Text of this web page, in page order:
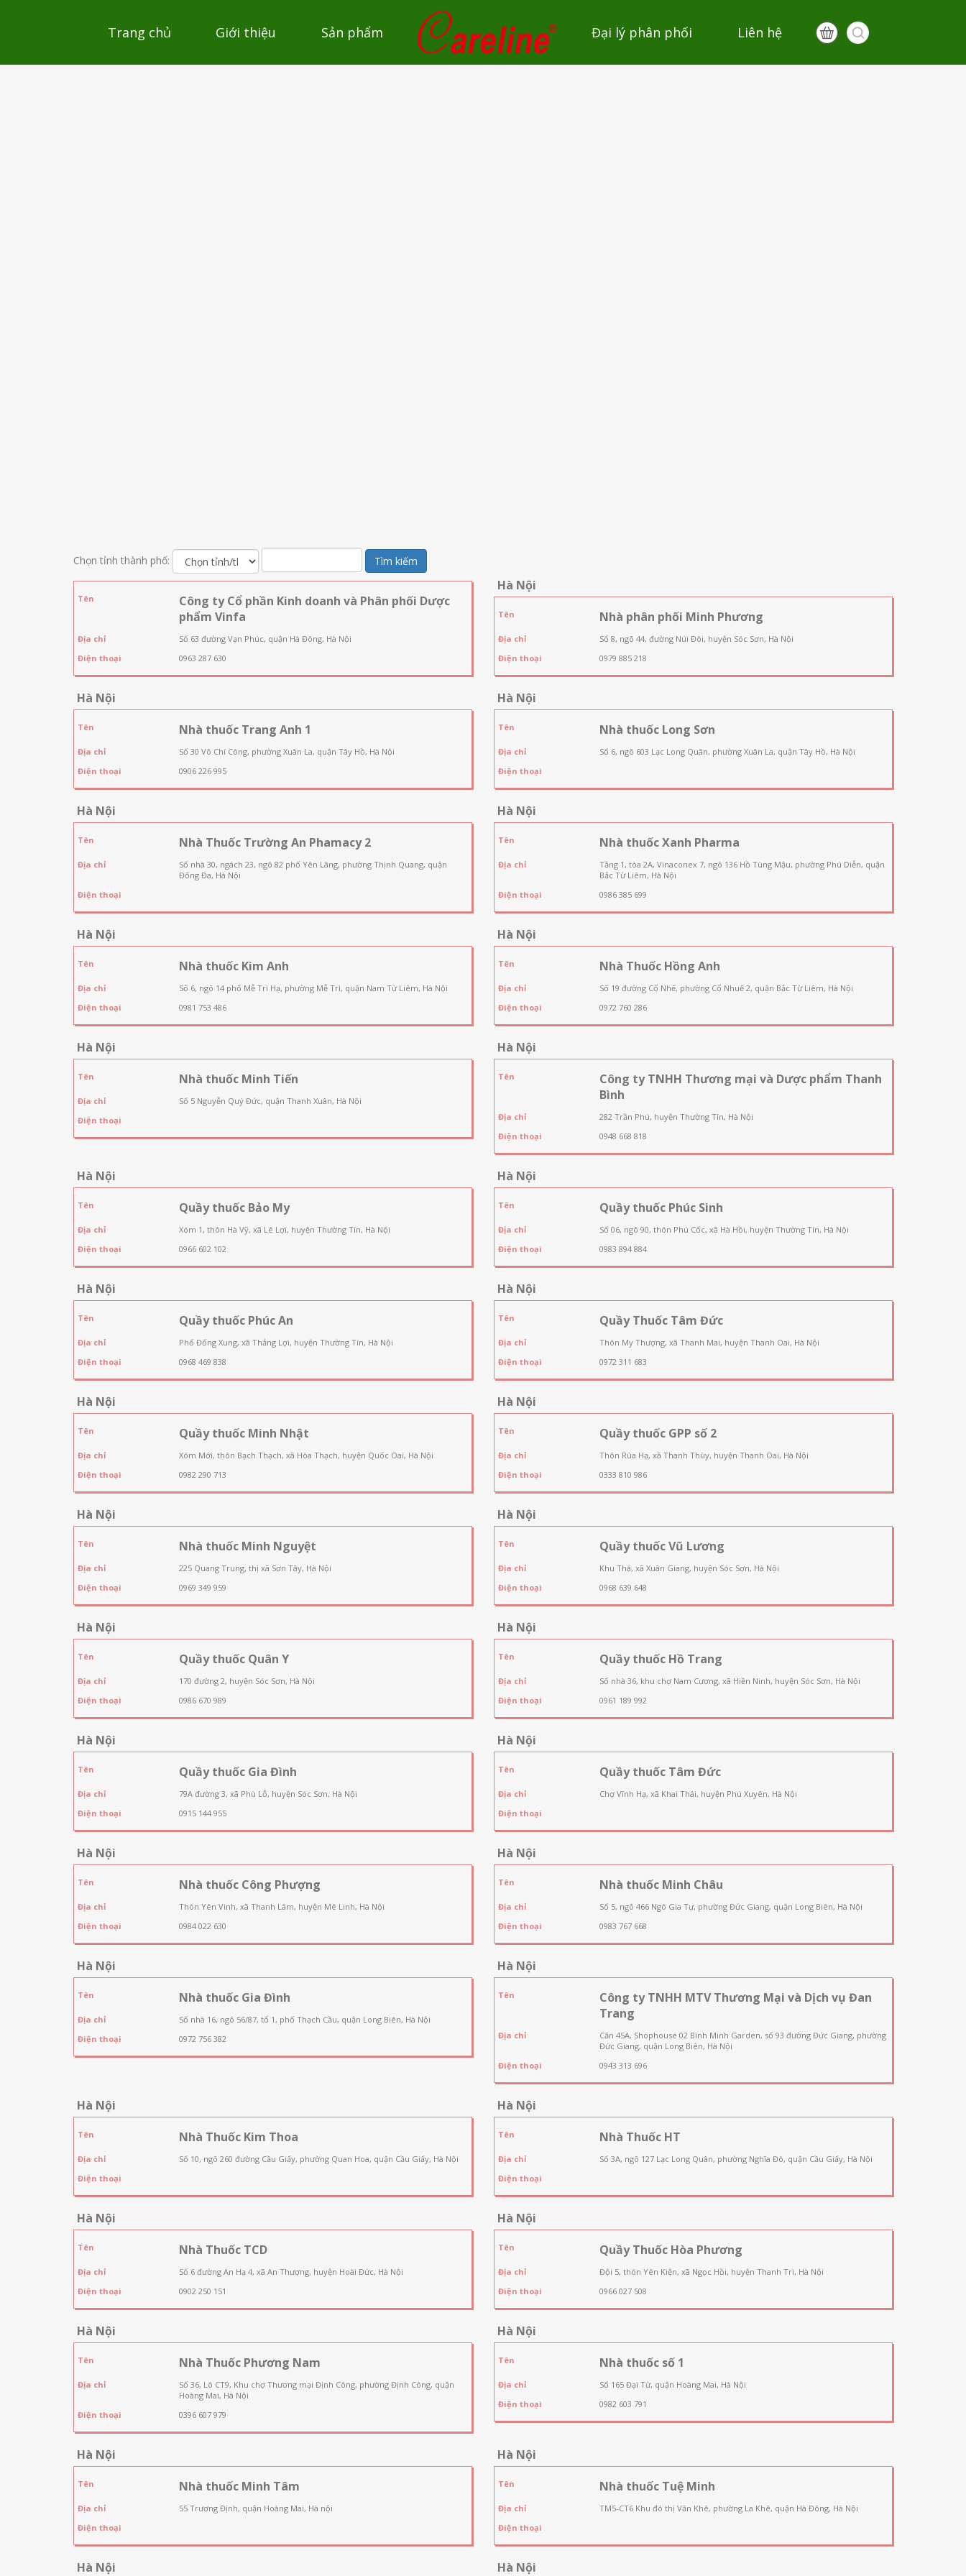
Trang chủ Giới thiệu Sản phẩm Đại lý phân phối Liên hệ
Chọn tỉnh thành phố: Tìm kiếm
Tên
Công ty Cổ phần Kinh doanh và Phân phối Dược
phẩm Vinfa
Địa chỉ
Số 63 đường Vạn Phúc, quận Hà Đông, Hà Nội
Điện thoại
0963 287 630
Hà Nội
Tên Nhà phân phối Minh Phương
Địa chỉ
Số 8, ngõ 44, đường Núi Đôi, huyện Sóc Sơn, Hà Nội
Điện thoại
0979 885 218
Hà Nội
Tên Nhà thuốc Trang Anh 1
Địa chỉ
Số 30 Võ Chí Công, phường Xuân La, quận Tây Hồ, Hà Nội
Điện thoại
0906 226 995
Hà Nội
Tên Nhà thuốc Long Sơn
Địa chỉ
Số 6, ngõ 603 Lạc Long Quân, phường Xuân La, quận Tây Hồ, Hà Nội
Điện thoại
Hà Nội
Tên Nhà Thuốc Trường An Phamacy 2
Địa chỉ
Số nhà 30, ngách 23, ngõ 82 phố Yên Lãng, phường Thịnh Quang, quận
Đống Đa, Hà Nội
Điện thoại
Hà Nội
Tên Nhà thuốc Xanh Pharma
Địa chỉ
Tầng 1, tòa 2A, Vinaconex 7, ngõ 136 Hồ Tùng Mậu, phường Phú Diễn, quận
Bắc Từ Liêm, Hà Nội
Điện thoại
0986 385 699
Hà Nội
Tên Nhà thuốc Kim Anh
Địa chỉ
Số 6, ngõ 14 phố Mễ Trì Hạ, phường Mễ Trì, quận Nam Từ Liêm, Hà Nội
Điện thoại
0981 753 486
Hà Nội
Tên Nhà Thuốc Hồng Anh
Địa chỉ
Số 19 đường Cổ Nhế, phường Cổ Nhuế 2, quận Bắc Từ Liêm, Hà Nội
Điện thoại
0972 760 286
Hà Nội
Tên Nhà thuốc Minh Tiến
Địa chỉ
Số 5 Nguyễn Quý Đức, quận Thanh Xuân, Hà Nội
Điện thoại
Hà Nội
Tên
Công ty TNHH Thương mại và Dược phẩm Thanh
Bình
Địa chỉ
282 Trần Phú, huyện Thường Tín, Hà Nội
Điện thoại
0948 668 818
Hà Nội
Tên Quầy thuốc Bảo My
Địa chỉ
Xóm 1, thôn Hà Vỹ, xã Lê Lợi, huyện Thường Tín, Hà Nội
Điện thoại
0966 602 102
Hà Nội
Tên Quầy thuốc Phúc Sinh
Địa chỉ
Số 06, ngõ 90, thôn Phú Cốc, xã Hà Hồi, huyện Thường Tín, Hà Nội
Điện thoại
0983 894 884
Hà Nội
Tên Quầy thuốc Phúc An
Địa chỉ
Phố Đống Xung, xã Thắng Lợi, huyện Thường Tín, Hà Nội
Điện thoại
0968 469 838
Hà Nội
Tên Quầy Thuốc Tâm Đức
Địa chỉ
Thôn My Thượng, xã Thanh Mai, huyện Thanh Oai, Hà Nội
Điện thoại
0972 311 683
Hà Nội
Tên Quầy thuốc Minh Nhật
Địa chỉ
Xóm Mới, thôn Bạch Thạch, xã Hòa Thạch, huyện Quốc Oai, Hà Nội
Điện thoại
0982 290 713
Hà Nội
Tên Quầy thuốc GPP số 2
Địa chỉ
Thôn Rùa Hạ, xã Thanh Thùy, huyện Thanh Oai, Hà Nội
Điện thoại
0333 810 986
Hà Nội
Tên Nhà thuốc Minh Nguyệt
Địa chỉ
225 Quang Trung, thị xã Sơn Tây, Hà Nội
Điện thoại
0969 349 959
Hà Nội
Tên Quầy thuốc Vũ Lương
Địa chỉ
Khu Thá, xã Xuân Giang, huyện Sóc Sơn, Hà Nội
Điện thoại
0968 639 648
Hà Nội
Tên Quầy thuốc Quân Y
Địa chỉ
170 đường 2, huyện Sóc Sơn, Hà Nội
Điện thoại
0986 670 989
Hà Nội
Tên Quầy thuốc Hồ Trang
Địa chỉ
Số nhà 36, khu chợ Nam Cương, xã Hiền Ninh, huyện Sóc Sơn, Hà Nội
Điện thoại
0961 189 992
Hà Nội
Tên Quầy thuốc Gia Đình
Địa chỉ
79A đường 3, xã Phù Lỗ, huyện Sóc Sơn, Hà Nội
Điện thoại
0915 144 955
Hà Nội
Tên Quầy thuốc Tâm Đức
Địa chỉ
Chợ Vĩnh Hạ, xã Khai Thái, huyện Phú Xuyên, Hà Nội
Điện thoại
Hà Nội
Tên Nhà thuốc Công Phượng
Địa chỉ
Thôn Yên Vinh, xã Thanh Lâm, huyện Mê Linh, Hà Nội
Điện thoại
0984 022 630
Hà Nội
Tên Nhà thuốc Minh Châu
Địa chỉ
Số 5, ngõ 466 Ngô Gia Tự, phường Đức Giang, quận Long Biên, Hà Nội
Điện thoại
0983 767 668
Hà Nội
Tên Nhà thuốc Gia Đình
Địa chỉ
Số nhà 16, ngõ 56/87, tổ 1, phố Thạch Cầu, quận Long Biên, Hà Nội
Điện thoại
0972 756 382
Hà Nội
Tên
Công ty TNHH MTV Thương Mại và Dịch vụ Đan
Trang
Địa chỉ
Căn 45A, Shophouse 02 Bình Minh Garden, số 93 đường Đức Giang, phường
Đức Giang, quận Long Biên, Hà Nội
Điện thoại
0943 313 696
Hà Nội
Tên Nhà Thuốc Kim Thoa
Địa chỉ
Số 10, ngõ 260 đường Cầu Giấy, phường Quan Hoa, quận Cầu Giấy, Hà Nội
Điện thoại
Hà Nội
Tên Nhà Thuốc HT
Địa chỉ
Số 3A, ngõ 127 Lạc Long Quân, phường Nghĩa Đô, quận Cầu Giấy, Hà Nội
Điện thoại
Hà Nội
Tên Nhà Thuốc TCD
Địa chỉ
Số 6 đường An Hạ 4, xã An Thượng, huyện Hoài Đức, Hà Nội
Điện thoại
0902 250 151
Hà Nội
Tên Quầy Thuốc Hòa Phương
Địa chỉ
Đội 5, thôn Yên Kiện, xã Ngọc Hồi, huyện Thanh Trì, Hà Nội
Điện thoại
0966 027 508
Hà Nội
Tên Nhà Thuốc Phương Nam
Địa chỉ
Số 36, Lô CT9, Khu chợ Thương mại Định Công, phường Định Công, quận
Hoàng Mai, Hà Nội
Điện thoại
0396 607 979
Hà Nội
Tên Nhà thuốc số 1
Địa chỉ
Số 165 Đại Từ, quận Hoàng Mai, Hà Nội
Điện thoại
0982 603 791
Hà Nội
Tên Nhà thuốc Minh Tâm
Địa chỉ
55 Trương Định, quận Hoàng Mai, Hà nội
Điện thoại
Hà Nội
Tên Nhà thuốc Tuệ Minh
Địa chỉ
TM5-CT6 Khu đô thị Văn Khê, phường La Khê, quận Hà Đông, Hà Nội
Điện thoại
Hà Nội Hà Nội